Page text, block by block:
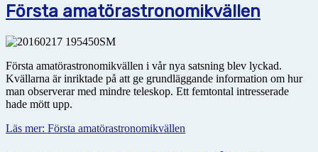
Första amatörastronomikvällen
Första amatörastronomikvällen i vår nya satsning blev lyckad.
Kvällarna är inriktade på att ge grundläggande information om hur
man observerar med mindre teleskop. Ett femtontal intresserade
hade mött upp.
Läs mer: Första amatörastronomikvällen